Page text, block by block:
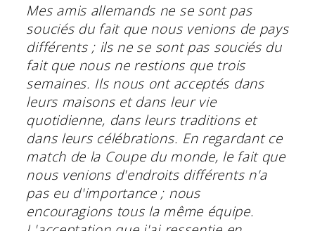
Mes amis allemands ne se sont pas
souciés du fait que nous venions de pays
différents ; ils ne se sont pas souciés du
fait que nous ne restions que trois
semaines. Ils nous ont acceptés dans
leurs maisons et dans leur vie
quotidienne, dans leurs traditions et
dans leurs célébrations. En regardant ce
match de la Coupe du monde, le fait que
nous venions d'endroits différents n'a
pas eu d'importance ; nous
encouragions tous la même équipe.